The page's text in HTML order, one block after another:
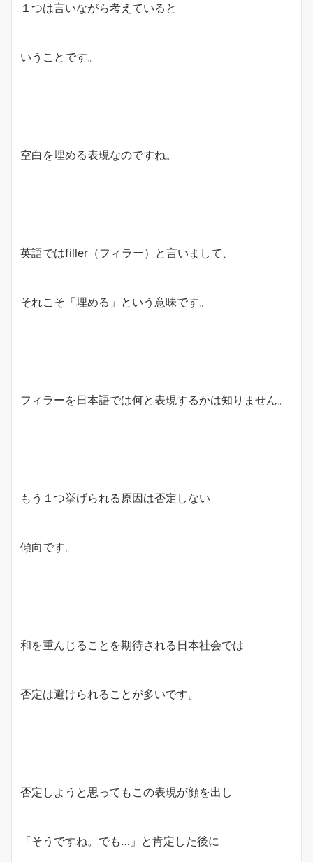
１つは言いながら考えていると
いうことです。
空白を埋める表現なのですね。
英語ではfiller（フィラー）と言いまして、
それこそ「埋める」という意味です。
フィラーを日本語では何と表現するかは知りません。
もう１つ挙げられる原因は否定しない
傾向です。
和を重んじることを期待される日本社会では
否定は避けられることが多いです。
否定しようと思ってもこの表現が顔を出し
「そうですね。でも…」と肯定した後に